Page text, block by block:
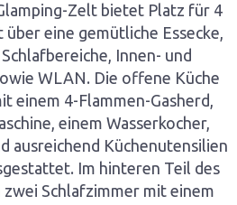
Zelt bietet Platz für 4
eine gemütliche Essecke,
Innen- und
WLAN. Die offene Küche
einem 4-Flammen-Gasherd,
einem Wasserkocher,
ausreichend Küchenutensilien
Im hinteren Teil des
Schlafzimmer mit einem